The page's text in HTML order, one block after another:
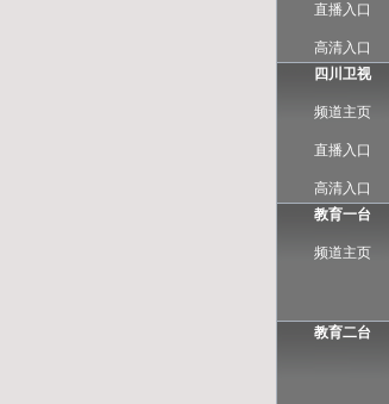
直播入口
高清入口
四川卫视
频道主页
直播入口
高清入口
教育一台
频道主页
教育二台